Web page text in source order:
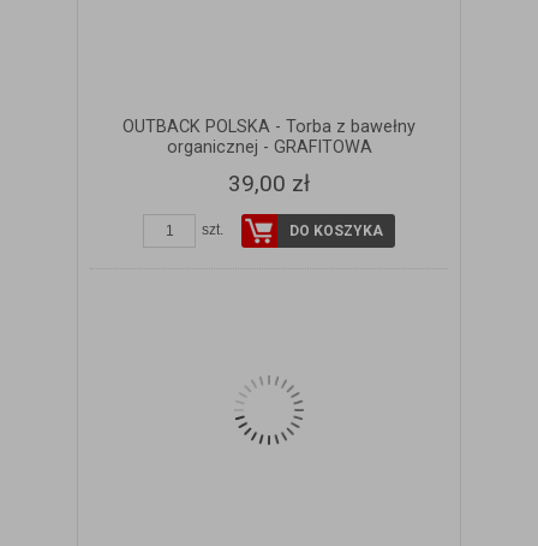
OUTBACK POLSKA - Torba z bawełny
organicznej - GRAFITOWA
39,00 zł
szt. DO KOSZYKA